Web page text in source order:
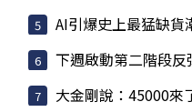
AI引爆史上最猛缺貨潮！2027產能
下週啟動第二階段反彈(8/7夜
大金剛說：45000來